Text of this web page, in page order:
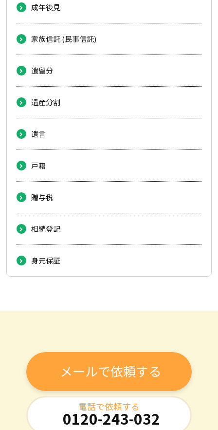
成年後見
家族信託 (民事信託)
遺留分
遺産分割
遺言
戸籍
贈与税
相続登記
身元保証
メールで依頼する
電話で依頼する
0120-243-032